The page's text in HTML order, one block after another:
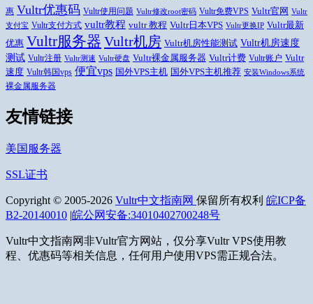
惠 Vultr优惠码 Vultr使用问题 Vultr修改root密码 Vultr免费VPS Vultr官网 Vultr
支付宝 Vultr支付方式 vultr教程 vultr 教程 Vultr日本VPS Vultr更换IP Vultr最新
优惠 Vultr服务器 Vultr机房 Vultr机房性能测试 Vultr机房速度
测试 Vultr注册 Vultr测速 Vultr硬盘 Vultr裸金属服务器 Vultr计费 Vultr账户 Vultr
速度 Vultr韩国vps 便宜vps 国外VPS主机 国外VPS主机推荐 安装Windows系统
裸金属服务器
友情链接
美国服务器
SSL证书
Copyright © 2005-2026 Vultr中文指南网 保留所有权利 皖ICP备
B2-20140010 |皖公网安备:34010402700248号
Vultr中文指南网非Vultr官方网站，仅分享Vultr VPS使用教
程、优惠码等相关信息，任何用户使用VPS需正规合法。